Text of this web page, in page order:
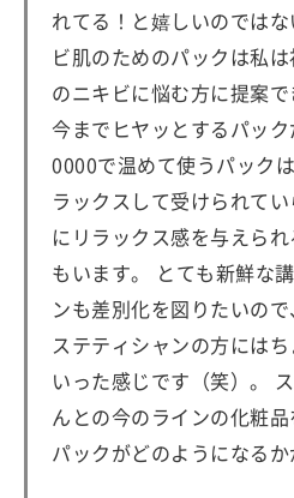
れてる！と嬉しいのでは
ビ肌のためのパックは私
のニキビに悩む方に提案で
今までヒヤッとするパック
0000で温めて使うパック
ラックスして受けられて
にリラックス感を与えら
もいます。 とても新鮮な
ンも差別化を図りたいの
ステティシャンの方には
いった感じです（笑）。
んとの今のラインの化粧
パックがどのようになるか